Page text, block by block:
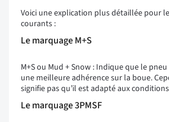
Voici une explication plus détaillée pour
courants :
Le marquage M+S
M+S ou Mud + Snow : Indique que le
une meilleure adhérence sur la boue.
signifie pas qu’il est adapté aux
Le marquage 3PMSF